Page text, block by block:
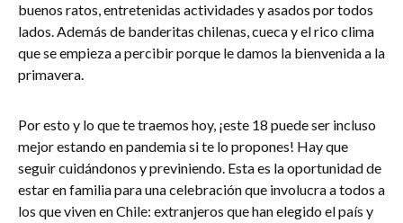
buenos ratos, entretenidas actividades y asados por todos
lados. Además de banderitas chilenas, cueca y el rico clima
que se empieza a percibir porque le damos la bienvenida a la
primavera.
Por esto y lo que te traemos hoy, ¡este 18 puede ser incluso
mejor estando en pandemia si te lo propones! Hay que
seguir cuidándonos y previniendo. Esta es la oportunidad de
estar en familia para una celebración que involucra a todos a
los que viven en Chile: extranjeros que han elegido el país y